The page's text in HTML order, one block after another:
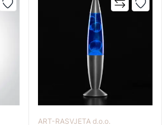
ART-RASVJETA d.o.o.